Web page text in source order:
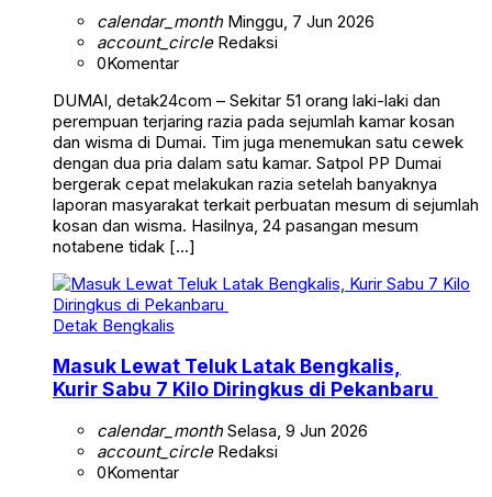
calendar_monthMinggu, 7 Jun 2026
account_circleRedaksi
0Komentar
DUMAI, detak24com – Sekitar 51 orang laki-laki dan
perempuan terjaring razia pada sejumlah kamar kosan
dan wisma di Dumai. Tim juga menemukan satu cewek
dengan dua pria dalam satu kamar. Satpol PP Dumai
bergerak cepat melakukan razia setelah banyaknya
laporan masyarakat terkait perbuatan mesum di sejumlah
kosan dan wisma. Hasilnya, 24 pasangan mesum
notabene tidak […]
Detak Bengkalis
Masuk Lewat Teluk Latak Bengkalis,
Kurir Sabu 7 Kilo Diringkus di Pekanbaru
calendar_monthSelasa, 9 Jun 2026
account_circleRedaksi
0Komentar